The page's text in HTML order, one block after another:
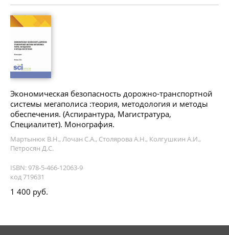
Экономическая безопасность дорожно-транспортной
системы мегаполиса :теория, методология и методы
обеспечения. (Аспирантура, Магистратура,
Специалитет). Монография.
Мартынюк В.Н., Лочан С.А., Столярова А.Н., Колгушкин А.И.,
Петросян Д.С.
ISBN: 978-5-466-12063-9
код 719631
1 400 руб.